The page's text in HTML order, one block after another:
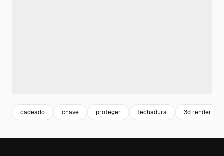
cadeado chave proteger fechadura 3d render